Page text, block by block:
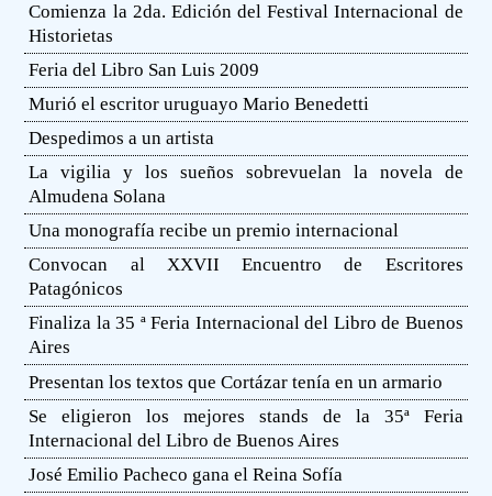
Comienza la 2da. Edición del Festival Internacional de
Historietas
Feria del Libro San Luis 2009
Murió el escritor uruguayo Mario Benedetti
Despedimos a un artista
La vigilia y los sueños sobrevuelan la novela de
Almudena Solana
Una monografía recibe un premio internacional
Convocan al XXVII Encuentro de Escritores
Patagónicos
Finaliza la 35 ª Feria Internacional del Libro de Buenos
Aires
Presentan los textos que Cortázar tenía en un armario
Se eligieron los mejores stands de la 35ª Feria
Internacional del Libro de Buenos Aires
José Emilio Pacheco gana el Reina Sofía